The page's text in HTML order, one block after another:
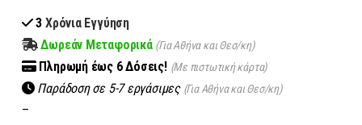
3 Χρόνια Εγγύηση
Δωρεάν Μεταφορικά (Για Αθήνα και Θεσ/κη)
Πληρωμή έως 6Δόσεις! (Με πιστωτική κάρτα)
Παράδοση σε 5-7 εργάσιμες (Για Αθήνα και Θεσ/κη)
–